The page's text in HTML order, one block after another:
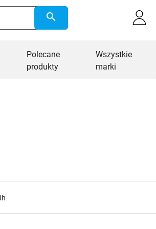
search
Polecane
produkty
Wszystkie
marki